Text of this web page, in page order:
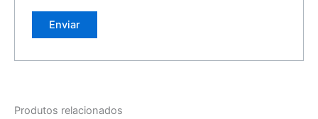
Produtos relacionados